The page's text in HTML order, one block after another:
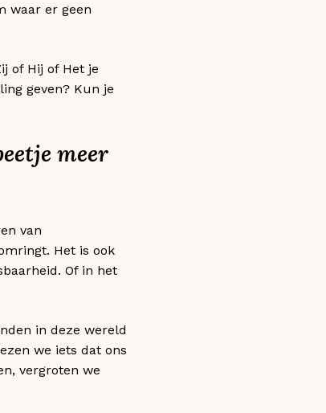
waar er geen
of Hij of Het je
geven? Kun je
meer
van
Het is ook
Of in het
in deze wereld
we iets dat ons
vergroten we